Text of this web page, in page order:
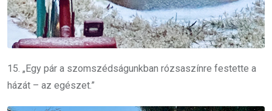
15. „Egy pár a szomszédságunkban rózsaszínre festette a
házát – az egészet.”